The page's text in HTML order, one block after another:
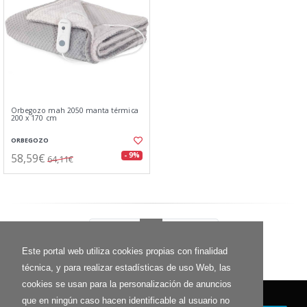
Este portal web utiliza cookies propias con finalidad
técnica, y para realizar estadísticas de uso Web, las
cookies se usan para la personalización de anuncios
que en ningún caso hacen identificable al usuario no
Orbegozo mah 2050 manta térmica
200 x 170 cm
ORBEGOZO
58,59€ 64,11€ - 9%